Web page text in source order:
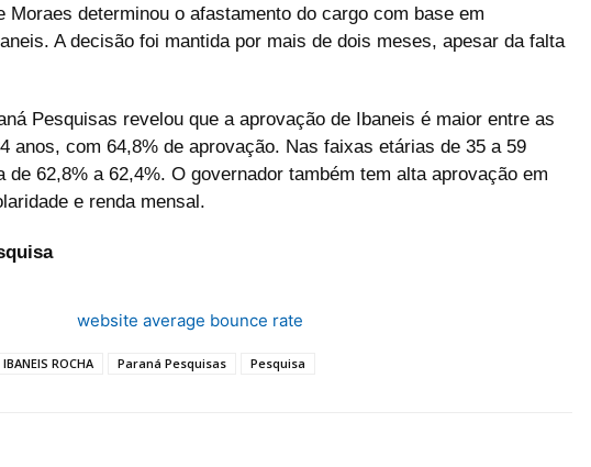
Moraes determinou o afastamento do cargo com base em
A decisão foi mantida por mais de dois meses, apesar da falta
Pesquisas revelou que a aprovação de Ibaneis é maior entre as
anos, com 64,8% de aprovação. Nas faixas etárias de 35 a 59
de 62,8% a 62,4%. O governador também tem alta aprovação em
e renda mensal.
website average bounce rate
IBANEIS ROCHA Paraná Pesquisas Pesquisa